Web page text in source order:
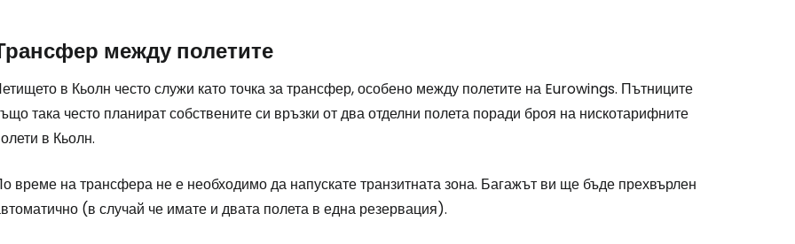
между полетите
в Кьолн често служи като точка за трансфер, особено между полетите на Eurowings. Пътниците
така често планират собствените си връзки от два отделни полета поради броя на нискотарифните
в Кьолн.
време на трансфера не е необходимо да напускате транзитната зона. Багажът ви ще бъде прехвърлен
(в случай че имате и двата полета в една резервация).